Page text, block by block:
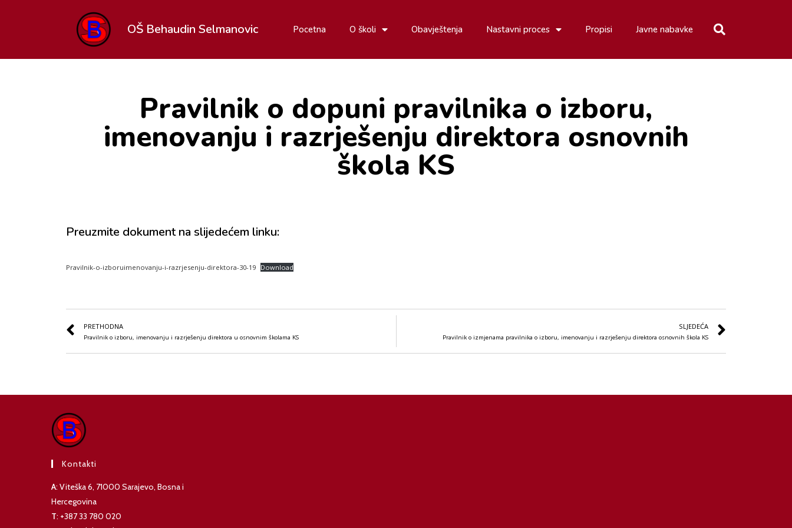
OŠ Behaudin Selmanovic Pocetna O školi Obavještenja Nastavni proces Propisi Javne nabavke
Pravilnik o dopuni pravilnika o izboru,
imenovanju i razrješenju direktora osnovnih
škola KS
Preuzmite dokument na slijedećem linku:
Pravilnik-o-izboruimenovanju-i-razrjesenju-direktora-30-19 Download
PRETHODNA
Pravilnik o izboru, imenovanju i razrješenju direktora u osnovnim školama KS
SLJEDEĆA
Pravilnik o izmjenama pravilnika o izboru, imenovanju i razrješenju direktora osnovnih škola KS
Kontakti
A: Viteška 6, 71000 Sarajevo, Bosna i
Hercegovina
T: +387 33 780 020